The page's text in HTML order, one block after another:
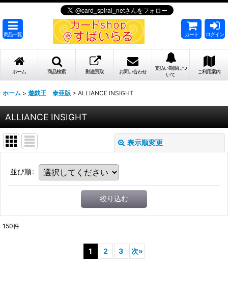
商品一覧 カート ログイン
ホーム 商品検索 郵送買取 お問い合わせ
支払い期限につ
いて
ご利用案内
ホーム > 遊戯王 泰亜版 > ALLIANCE INSIGHT
ALLIANCE INSIGHT
表示順変更
並び順:
絞り込む
150件
1 2 3 次»